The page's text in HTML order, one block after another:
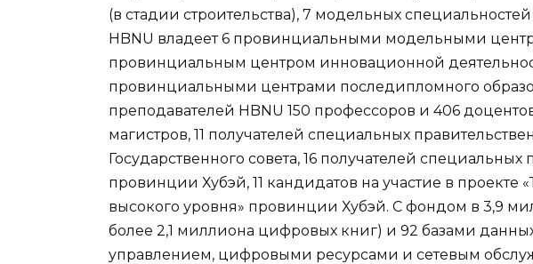
(в стадии строительства), 7 модельных
HBNU владеет 6 провинциальными модельными
провинциальным центром инновационной
провинциальными центрами последипломного
преподавателей HBNU 150 профессоров и 406
магистров, 11 получателей специальных
Государственного совета, 16 получателей специальных
провинции Хубэй, 11 кандидатов на участие в проекте
высокого уровня» провинции Хубэй. С фондом в 3,9
более 2,1 миллиона цифровых книг) и 92 базами
управлением, цифровыми ресурсами и сетевым